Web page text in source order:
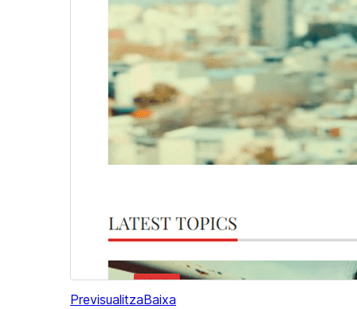
PrevisualitzaBaixa